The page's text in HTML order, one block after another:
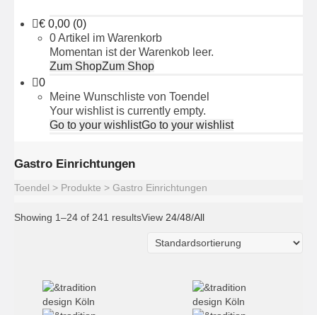
€ 0,00 (0)
0 Artikel im Warenkorb
Momentan ist der Warenkob leer.
Zum ShopZum Shop
0
Meine Wunschliste von Toendel
Your wishlist is currently empty.
Go to your wishlistGo to your wishlist
Gastro Einrichtungen
Toendel > Produkte > Gastro Einrichtungen
Showing 1–24 of 241 resultsView 24/48/All